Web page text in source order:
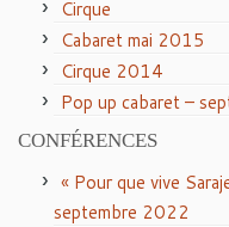
Cirque
Cabaret mai 2015
Cirque 2014
Pop up cabaret –
CONFÉRENCES
« Pour que vive
septembre 2022